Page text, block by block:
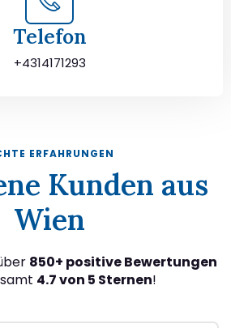
Telefon
+4314171293
ERFAHRUNGEN
Kunden aus
Wien
850+ positive Bewertungen
4.7 von 5 Sternen!